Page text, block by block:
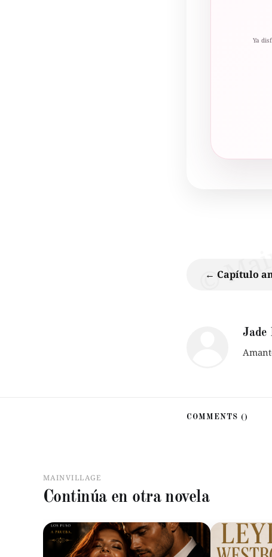
Ya
← Capítulo
Jade
COMMENTS ()
MAINVILLAGE
Continúa en otra novela